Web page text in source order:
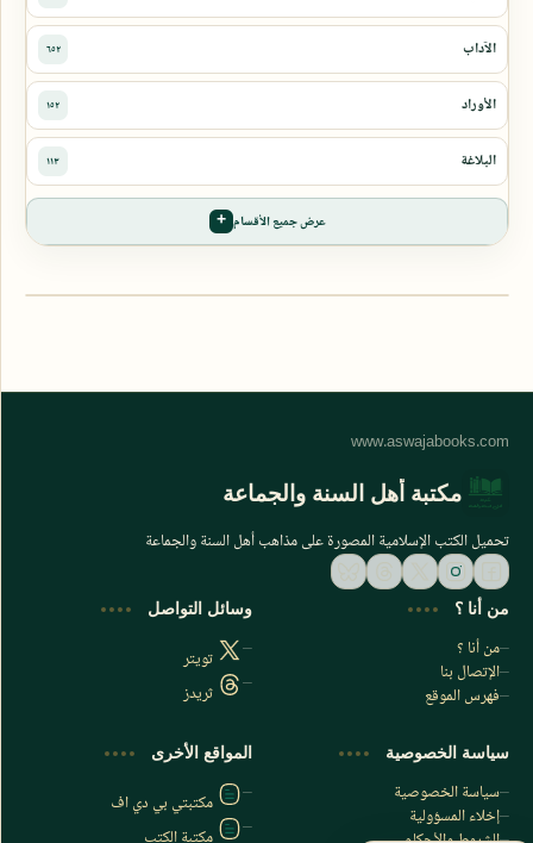
عرض جميع الأقسام
اشترك الآن
اشترك في قناتنا على تليجرام
مكتبة أهل السنة والجماعة
تحميل الكتب الإسلامية المصورة على مذاهب أهل السنة والجماعة
من أنا ؟
من أنا ؟
الإتصال بنا
فهرس الموقع
وسائل التواصل
تويتر
ثريدز
سياسة الخصوصية
سياسة الخصوصية
إخلاء المسؤولية
المواقع الأخرى
مكتبتي بي دي اف